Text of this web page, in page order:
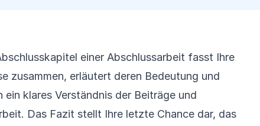
einer Abschlussarbeit fasst Ihre
zusammen, erläutert deren Bedeutung und
klares Verständnis der Beiträge und
Das Fazit stellt Ihre letzte Chance dar, das